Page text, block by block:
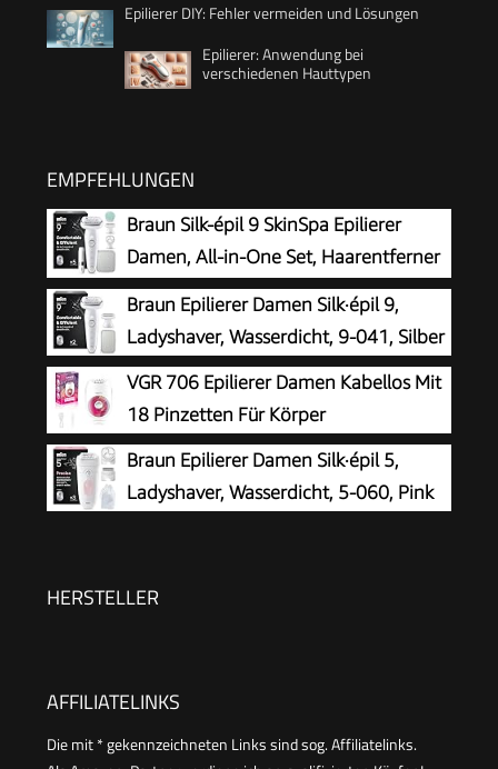
Epilierer DIY: Fehler vermeiden und Lösungen
Epilierer: Anwendung bei
verschiedenen Hauttypen
EMPFEHLUNGEN
Braun Silk-épil 9 SkinSpa Epilierer
Damen, All-in-One Set, Haarentferner
für Langanhaltende Haarentfernung,
Ladyshaver, Wasserdicht — Inkl. Facespa
Gesichtshaarentferner — 9-381, Weiß/Silber
Braun Epilierer Damen Silk·épil 9,
Ladyshaver, Wasserdicht, 9-041, Silber
VGR 706 Epilierer Damen Kabellos Mit
18 Pinzetten Für Körper
Braun Epilierer Damen Silk·épil 5,
Ladyshaver, Wasserdicht, 5-060, Pink
HERSTELLER
AFFILIATELINKS
Die mit * gekennzeichneten Links sind sog. Affiliatelinks.